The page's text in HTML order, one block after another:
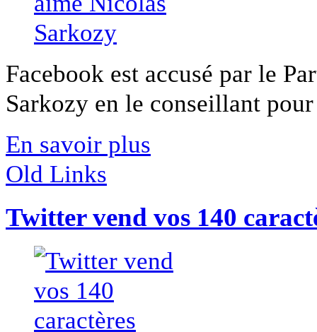
Facebook est accusé par le
Sarkozy en le conseillant
En savoir plus
Old Links
Twitter vend vos 140